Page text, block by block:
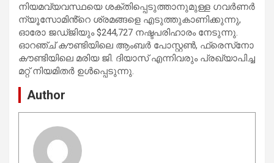
നിയമവ്യവസ്ഥയെ ശക്തിപ്പെടുത്താനുമുള്ള ഗവർണർ
ന്യൂസോമിൻ്റെ ശ്രമങ്ങളെ എടുത്തുകാണിക്കുന്നു,
ഓരോ ജഡ്ജിയും $244,727 നഷ്ടപരിഹാരം നേടുന്നു.
ഓറഞ്ച് കൗണ്ടിയിലെ ആംബർ പോസ്റ്റൺ, ഫ്രെസ്‌നോ
കൗണ്ടിയിലെ മരിയ ജി. ദിയാസ് എന്നിവരും പ്രഖ്യാപിച്ച
മറ്റ് നിയമിതർ ഉൾപ്പെടുന്നു.
Author